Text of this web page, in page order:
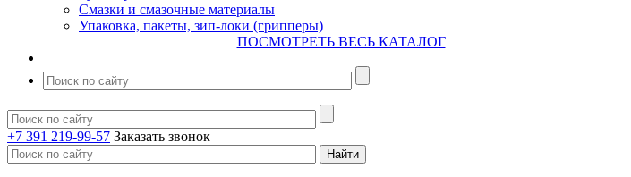
Смазки и смазочные материалы
Упаковка, пакеты, зип-локи (грипперы)
ПОСМОТРЕТЬ ВЕСЬ КАТАЛОГ
+7 391 219-99-57 Заказать звонок